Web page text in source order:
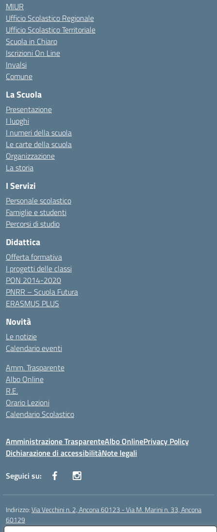
MIUR
Ufficio Scolastico Regionale
Ufficio Scolastico Territoriale
Scuola in Chiaro
Iscrizioni On Line
Invalsi
Comune
La Scuola
Presentazione
I luoghi
I numeri della scuola
Le carte della scuola
Organizzazione
La storia
I Servizi
Personale scolastico
Famiglie e studenti
Percorsi di studio
Didattica
Offerta formativa
I progetti delle classi
PON 2014-2020
PNRR – Scuola Futura
ERASMUS PLUS
Novità
Le notizie
Calendario eventi
Amm. Trasparente
Albo Online
R.E.
Orario Lezioni
Calendario Scolastico
Amministrazione TrasparenteAlbo OnlinePrivacy Policy
Dichiarazione di accessibilitàNote legali
Seguici su:
Indirizzo:Via Vecchini n. 2, Ancona 60123 - Via M. Marini n. 33, Ancona
60129
Centralino: